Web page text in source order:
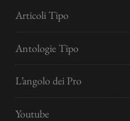
Articoli Tipo
Antologie Tipo
L’angolo dei Pro
Youtube